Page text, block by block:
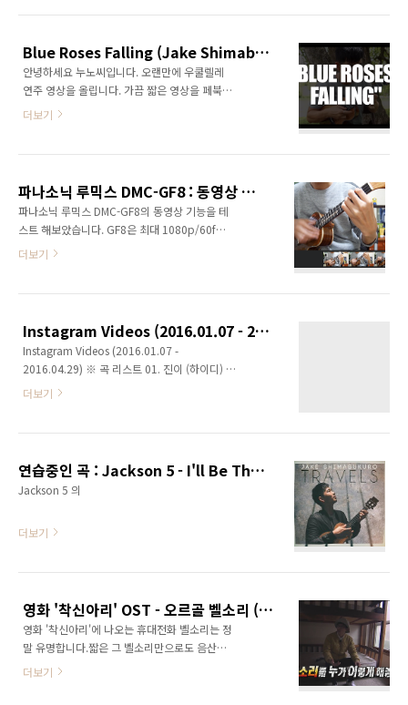
하기에는 길어져서 그냥 간단히, NUT-3000의
대체품으로 받게 되었다는 정도로만 설명하겠습
니다. NUT-2000은 NUT-3000의 하위 모델입
니다. 리버스 바나나 헤드, 언밸런스 디자인의 브
릿지 등 기본적인 디자인은 기존 상위 모델과 크
태로 수령하였습니다. 마스터 볼륨, 마이크 볼륨,
과 피에조 볼륨을 연주자가 적절히 블렌딩하여..
Blue Roses Falling (Jake Shimabukuro cover)
안녕하세요 누노씨입니다. 오랜만에 우쿨렐레
연주 영상을 올립니다. 가끔 짧은 영상을 페북이
나 인스타에 올리기는 했지만, 블로그에는 약 1
기 시작했기에, 앞으로 계속해서 디테일을 잡아
가야 할 듯합니다. Namuai NUT-3000 &
D'Addario EJ65T Panasonic DMC-GF8 /
Lumix G Vario 1:3.5-5.6/12-32 ASPH.
더보기
파나소닉 루믹스 DMC-GF8 : 동영상 테스트
파나소닉 루믹스 DMC-GF8의 동영상 기능을 테
스트 해보았습니다. GF8은 최대 1080p/60fps
까지 촬영할 수 있고, MP4 또는 AVCHD 형식으
촬영하는 것이 적합합니다. 특히 GF8 사용자들
중 Wi-Fi 기능을 많이 쓰시는 분이라면 아시겠지
만, AVCHD 형식으로 촬영한 영상은 Wi-Fi로 스
마트폰에 전송할 수 없으니 참고하시기 바랍니
다. 1. 사진과 동일한 방법으로 동영상을 스마트
에 영상이 잘 전송되었는지 확인합니다. 3. 스마
니다. (편집, 공유 등) ..
더보기
Instagram Videos (2016.01.07 - 2016.04.29)
Instagram Videos (2016.01.07 -
2016.04.29) ※ 곡 리스트 01. 진이 (하이디) -
ukulele / 2016.01.0702. Heroes (David
3000 test / 2016.01.2105. Blue Roses
Falling (Jake Shimabukuro) - ukulele,
2016.01.2506. 오르골 벨소리 (영화 '착신아리'
더보기
연습중인 곡 : Jackson 5 - I'll Be There (Jake Shimabukuro ver.)
Jackson 5 의
더보기
영화 '착신아리' OST - 오르골 벨소리 (타브 악보 첨부)
영화 '착신아리'에 나오는 휴대전화 벨소리는 정
말 유명합니다.짧은 그 벨소리만으로도 음산한
기운을 불러오는 듯하죠. 얼마 전 방송했던 무한
더보기